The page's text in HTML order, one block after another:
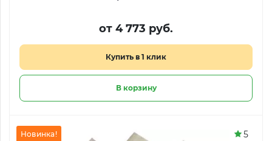
от 4 773 руб.
Купить в 1 клик
В корзину
Новинка! 5